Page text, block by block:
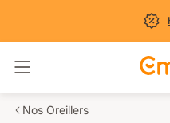
Basculer la navigation
Nos Oreillers